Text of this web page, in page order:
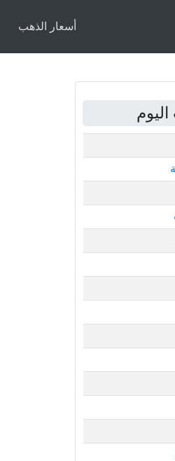
أسعار الذهب